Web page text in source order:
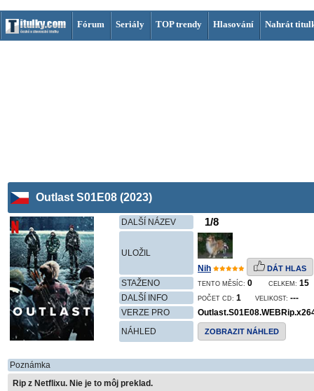
Fórum Seriály TOP trendy Hlasování Nahrát
Outlast S01E08 (2023)
DALŠÍ NÁZEV 1/8
ULOŽIL
Nih
DÁT HLAS
STAŽENO TENTO MĚSÍC: 0 CELKEM: 15
DALŠÍ INFO
POČET CD: 1 VELIKOST: ---
VERZE PRO
NÁHLED
ZOBRAZIT NÁHLED
Poznámka
Rip z Netflixu. Nie je to môj preklad.